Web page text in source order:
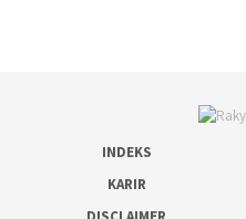
INDEKS
KARIR